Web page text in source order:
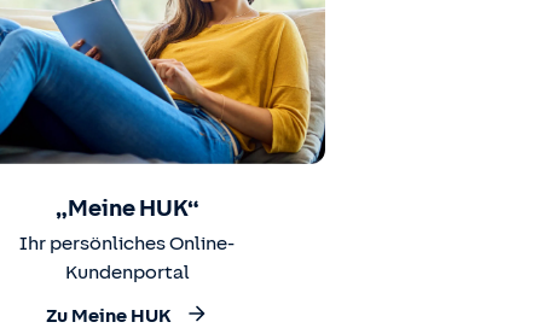
„Meine HUK“
Ihr persönliches Online-
Kundenportal
Zu Meine HUK